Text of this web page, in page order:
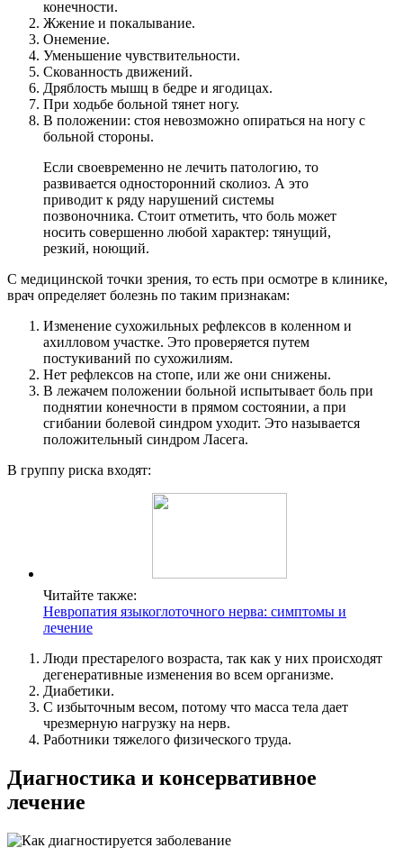
конечности.
Жжение и покалывание.
Онемение.
Уменьшение чувствительности.
Скованность движений.
Дряблость мышц в бедре и ягодицах.
При ходьбе больной тянет ногу.
В положении: стоя невозможно опираться на ногу с
больной стороны.
Если своевременно не лечить патологию, то
развивается односторонний сколиоз. А это
приводит к ряду нарушений системы
позвоночника. Стоит отметить, что боль может
носить совершенно любой характер: тянущий,
резкий, ноющий.
С медицинской точки зрения, то есть при осмотре в клинике,
врач определяет болезнь по таким признакам:
Изменение сухожильных рефлексов в коленном и
ахилловом участке. Это проверяется путем
постукиваний по сухожилиям.
Нет рефлексов на стопе, или же они снижены.
В лежачем положении больной испытывает боль при
поднятии конечности в прямом состоянии, а при
сгибании болевой синдром уходит. Это называется
положительный синдром Ласега.
В группу риска входят:
Читайте также:
Невропатия языкоглоточного нерва: симптомы и
лечение
Люди престарелого возраста, так как у них происходят
дегенеративные изменения во всем организме.
Диабетики.
С избыточным весом, потому что масса тела дает
чрезмерную нагрузку на нерв.
Работники тяжелого физического труда.
Диагностика и консервативное
лечение